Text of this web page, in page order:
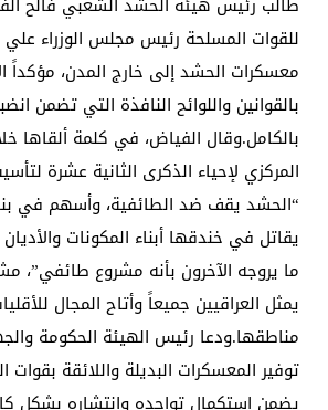
للقوات المسلحة رئيس مجلس الوزراء علي
معسكرات الحشد إلى خارج المدن، مؤكداً
بالقوانين واللوائح النافذة التي تضمن
بالكامل.وقال الفياض، في كلمة ألقاها
المركزي لإحياء الذكرى الثانية عشرة
“الحشد يقف ضد الطائفية، وأسهم في
يقاتل في خندقها أبناء المكونات
ما يروجه الآخرون بأنه مشروع طائفي”،
يمثل العراقيين جميعاً وأتاح المجال
مناطقها.ودعا رئيس الهيئة الحكومة
توفير المعسكرات البديلة واللائقة
يضمن استكمال تواجده وانتشاره بشكل